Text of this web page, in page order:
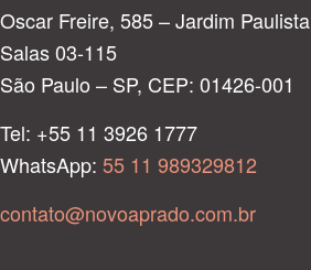
Oscar Freire, 585 – Jardim Paulista
Salas 03-115
São Paulo – SP, CEP: 01426-001
Tel: +55 11 3926 1777
WhatsApp: 55 11 989329812
contato@novoaprado.com.br